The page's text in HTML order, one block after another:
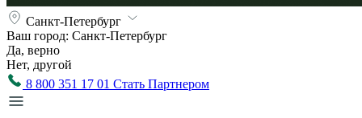
Санкт-Петербург
Ваш город: Санкт-Петербург
Да, верно
Нет, другой
8 800 351 17 01 Стать Партнером